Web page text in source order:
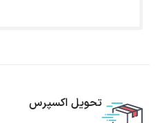
تحویل اکسپرس